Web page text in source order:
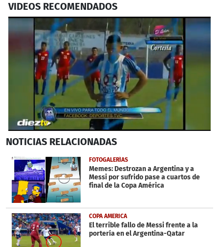
VIDEOS RECOMENDADOS
seconds
1
minute,
seconds
NOTICIAS RELACIONADAS
FOTOGALERÍAS
Memes: Destrozan a Argentina y a
Messi por sufrido pase a cuartos de
final de la Copa América
COPA AMERICA
El terrible fallo de Messi frente a la
portería en el Argentina-Qatar